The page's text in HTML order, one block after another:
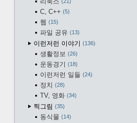
C, C++ 5
웹 15
파일 공유 13
이런저런 이야기 136
생활정보 26
운동경기 18
이런저런 일들 24
정치 28
TV, 영화 34
찍그림 35
동식물 14